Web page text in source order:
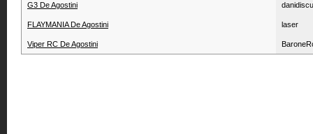
G3 De Agostini
FLAYMANIA De Agostini laser
Viper RC De Agostini